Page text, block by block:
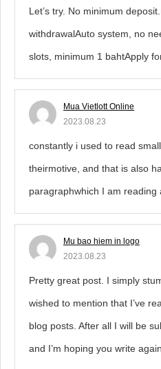
Let’s try. No minimum
withdrawalAuto system, no
slots, minimum 1 bahtApply
Mua Vietlott Online
2023.08.23
constantly i used to read
theirmotive, and that is also
paragraphwhich I am reading
Mu bao hiem in logo
2023.08.23
Pretty great post. I simply
wished to mention that I’ve
blog posts. After all I will be
and I’m hoping you write